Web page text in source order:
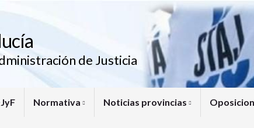
de Justicia
Normativa Noticias provincias